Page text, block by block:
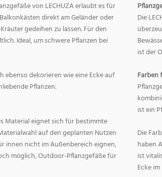
von LECHUZA erlaubt es für
direkt am Geländer oder
gedeihen zu lassen. Für den
Ideal, um schwere Pflanzen bei
ebenso dekorieren wie eine Ecke auf
Pflanzen.
Material eignet sich für bestimmte
auf den geplanten Nutzen
innen nicht im Außenbereich eignen,
möglich, Outdoor-Pflanzgefäße für
Die
ist der
Farben
ist ein
Die
haben
ist
Ecke